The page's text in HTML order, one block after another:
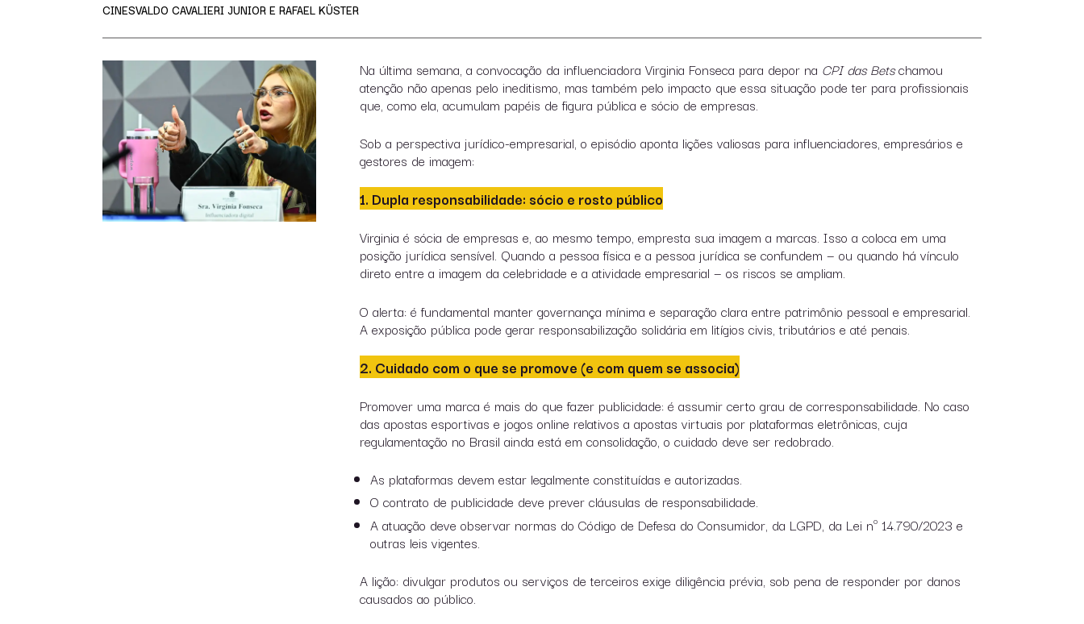
CINESVALDO CAVALIERI JUNIOR E RAFAEL KÜSTER
Na última semana, a convocação da influenciadora Virginia Fonseca para depor na CPI das Betschamou
atenção não apenas pelo ineditismo, mas também pelo impacto que essa situação pode ter para profissionais
que, como ela, acumulam papéis de figura pública e sócio de empresas.
Sob a perspectiva jurídico-empresarial, o episódio aponta lições valiosas para influenciadores, empresários e
gestores de imagem:
1. Dupla responsabilidade: sócio e rosto público
Virginia é sócia de empresas e, ao mesmo tempo, empresta sua imagem a marcas. Isso a coloca em uma
posição jurídica sensível. Quando a pessoa física e a pessoa jurídica se confundem — ou quando há vínculo
direto entre a imagem da celebridade e a atividade empresarial — os riscos se ampliam.
O alerta: é fundamental manter governança mínima e separação clara entre patrimônio pessoal e empresarial.
A exposição pública pode gerar responsabilização solidária em litígios civis, tributários e até penais.
2. Cuidado com o que se promove (e com quem se associa)
Promover uma marca é mais do que fazer publicidade: é assumir certo grau de corresponsabilidade. No caso
das apostas esportivas e jogos online relativos a apostas virtuais por plataformas eletrônicas, cuja
regulamentação no Brasil ainda está em consolidação, o cuidado deve ser redobrado.
As plataformas devem estar legalmente constituídas e autorizadas.
O contrato de publicidade deve prever cláusulas de responsabilidade.
A atuação deve observar normas do Código de Defesa do Consumidor, da LGPD, da Lei nº 14.790/2023 e
outras leis vigentes.
A lição: divulgar produtos ou serviços de terceiros exige diligência prévia, sob pena de responder por danos
causados ao público.